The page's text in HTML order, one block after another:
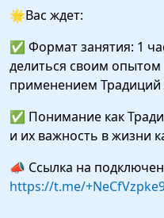
🌟Вас ждет:
✅ Формат занятия: 1
делиться своим опытом
применением Традиций
✅ Понимание как
и их важность в жизни
📣 Ссылка на
https://t.me/